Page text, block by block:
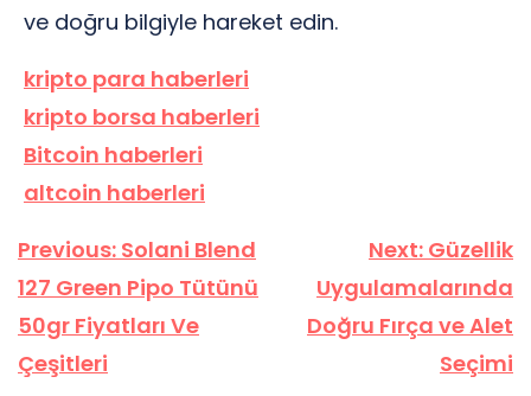
ve doğru bilgiyle hareket edin.
kripto para haberleri
kripto borsa haberleri
Bitcoin haberleri
altcoin haberleri
Yazı
gezinmesi
Previous: Solani Blend
127 Green Pipo Tütünü
50gr Fiyatları Ve
Çeşitleri
Next: Güzellik
Uygulamalarında
Doğru Fırça ve Alet
Seçimi